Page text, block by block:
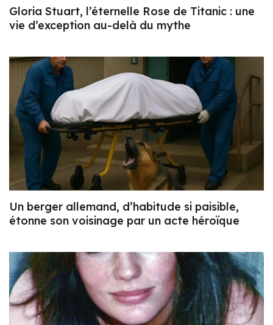
Gloria Stuart, l’éternelle Rose de Titanic : une
vie d’exception au-delà du mythe
Un berger allemand, d’habitude si paisible,
étonne son voisinage par un acte héroïque